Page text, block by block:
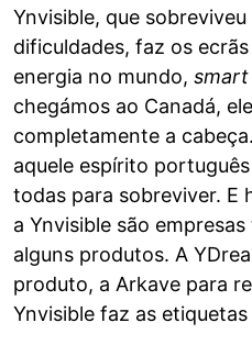
Ynvisible, que
dificuldades, faz os
energia no mundo,
chegámos ao Canadá,
completamente a
aquele espírito
todas para sobreviver. E
a Ynvisible são
alguns produtos. A
produto, a Arkave para
Ynvisible faz as